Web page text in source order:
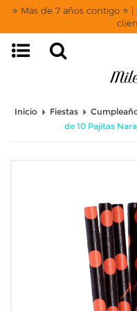
⭐ Más de 7 años contigo ⭐ |
Inicio Fiestas
de 10 Pajitas